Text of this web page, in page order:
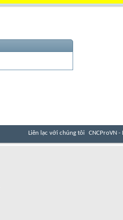
Liên lạc với chúng tôi CNCProVN